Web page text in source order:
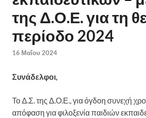
της Δ.Ο.Ε. για τη
περίοδο 2024
16 Μαΐου 2024
Συνάδελφοι,
Το Δ.Σ. της Δ.Ο.Ε., για όγδοη συνεχή
απόφαση για φιλοξενία παιδιών